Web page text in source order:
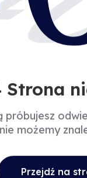
Strona
próbujesz
możemy
Przejdź na